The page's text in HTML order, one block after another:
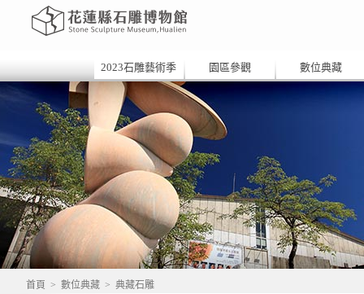
2023石雕藝術季 園區參觀 數位典藏
首頁 > 數位典藏 > 典藏石雕